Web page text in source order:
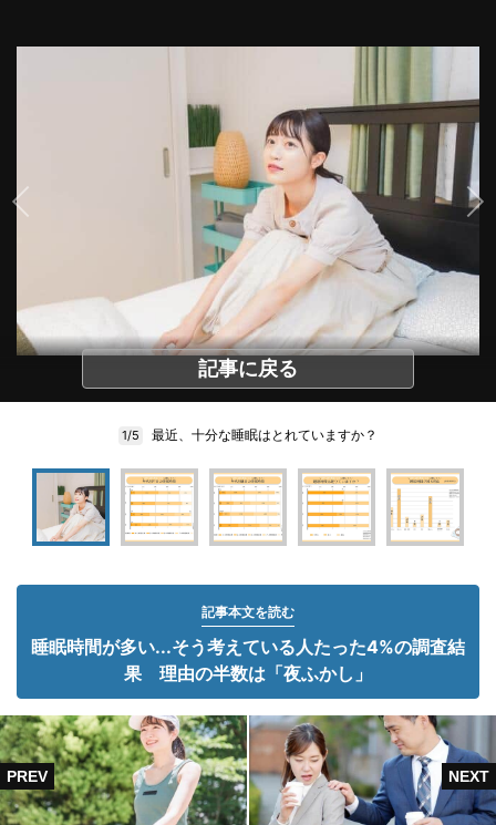
記事に戻る
1/5 最近、十分な睡眠はとれていますか？
記事本文を読む
睡眠時間が多い...そう考えている人たった4%の調査結
果 理由の半数は「夜ふかし」